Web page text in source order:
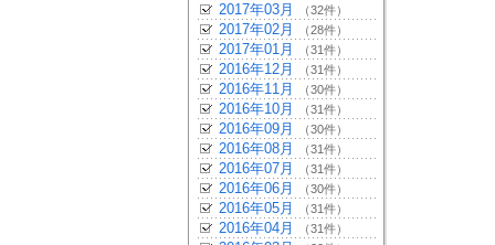
2017年03月 （32件）
2017年02月 （28件）
2017年01月 （31件）
2016年12月 （31件）
2016年11月 （30件）
2016年10月 （31件）
2016年09月 （30件）
2016年08月 （31件）
2016年07月 （31件）
2016年06月 （30件）
2016年05月 （31件）
2016年04月 （31件）